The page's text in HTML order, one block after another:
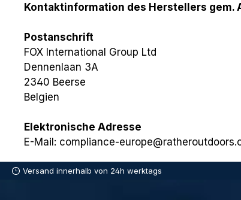
Kontaktinformation des Herstellers gem.
Postanschrift
FOX International Group Ltd
Dennenlaan 3A
2340 Beerse
Belgien
Elektronische Adresse
E-Mail: compliance-
Versand innerhalb von 24h werktags